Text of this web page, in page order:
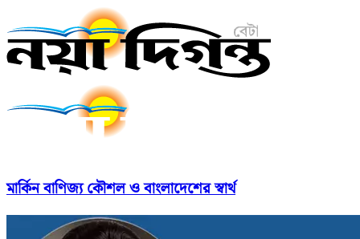
মার্কিন বাণিজ্য কৌশল ও বাংলাদেশের স্বার্থ